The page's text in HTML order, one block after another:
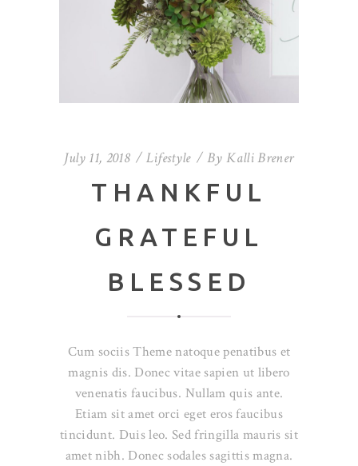
July 11, 2018 Lifestyle By Kalli Brener
THANKFUL
GRATEFUL
BLESSED
Cum sociis Theme natoque penatibus et
magnis dis. Donec vitae sapien ut libero
venenatis faucibus. Nullam quis ante.
Etiam sit amet orci eget eros faucibus
tincidunt. Duis leo. Sed fringilla mauris sit
amet nibh. Donec sodales sagittis magna.